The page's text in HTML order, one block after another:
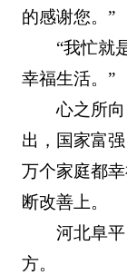
的感谢您。”
“我忙就
幸福生活。”
心之所
出，国家富
万个家庭都
断改善上。
河北阜
方。